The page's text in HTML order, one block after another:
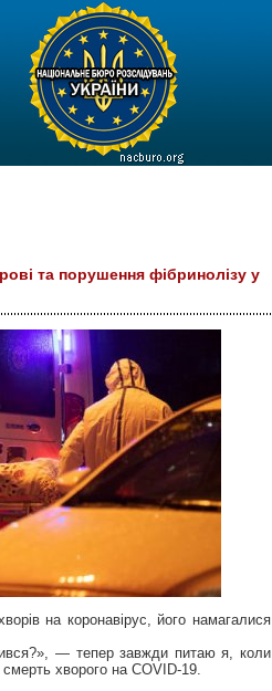
та порушення фібринолізу у
на коронавірус, його намагалися
— тепер завжди питаю я, коли
хворого на COVID-19.